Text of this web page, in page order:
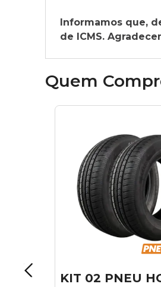
Informamos que,
de ICMS.
Quem
KIT 02 PNEU